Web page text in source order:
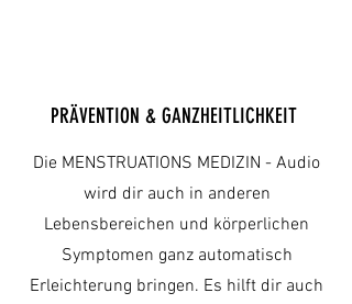
PRÄVENTION & GANZHEITLICHKEIT
Die MENSTRUATIONS MEDIZIN - Audio
wird dir auch in anderen
Lebensbereichen und körperlichen
Symptomen ganz automatisch
Erleichterung bringen. Es hilft dir auch